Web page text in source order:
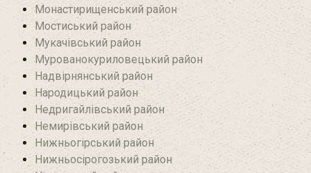
Монастирищенський район
Мостиський район
Мукачівський район
Мурованокуриловецький район
Надвірнянський район
Народицький район‎
Недригайлівський район‎
Немирівський район
Нижньогірський район
Нижньосірогозький район